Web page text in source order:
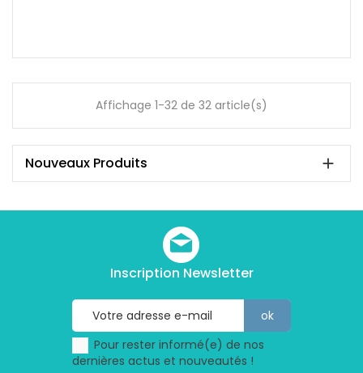
Affichage 1-32 de 32 article(s)
Nouveaux Produits 
Inscription Newsletter
Pour rester informé(e) de nos
dernières actus et nouveautés !